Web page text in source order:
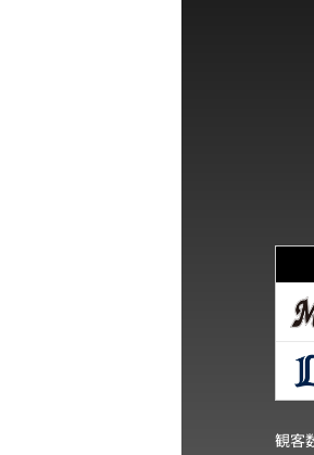
観客